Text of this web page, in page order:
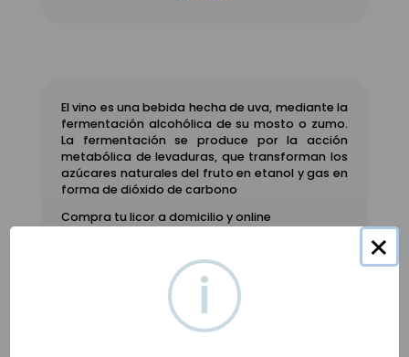
El vino es una bebida hecha de uva, mediante la
fermentación alcohólica de su mosto o zumo.​
La fermentación se produce por la acción
metabólica de levaduras, que transforman los
azúcares naturales del fruto en etanol y gas en
forma de dióxido de carbono
Compra tu licor a domicilio y online
Productos relacionados
×
i